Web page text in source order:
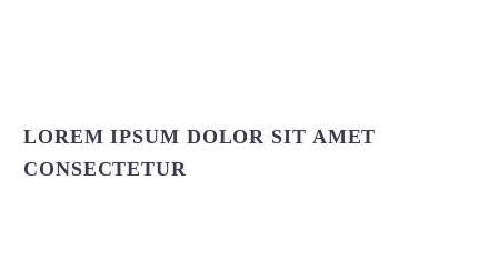
LOREM IPSUM DOLOR SIT AMET
CONSECTETUR